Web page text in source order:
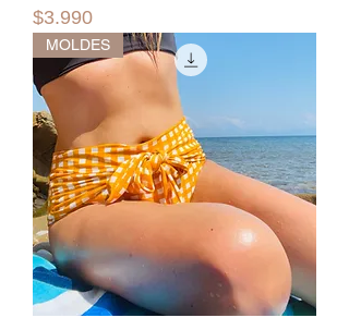
Precio
$3.990
MOLDES